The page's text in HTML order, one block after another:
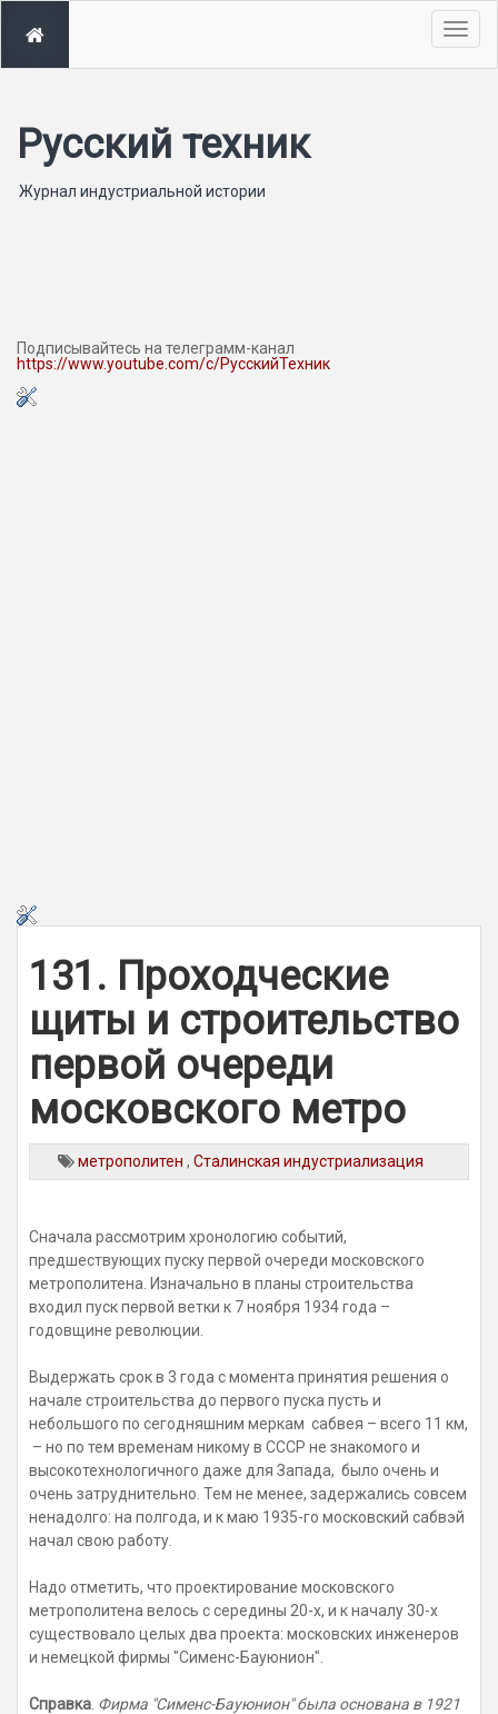
Русский техник
Журнал индустриальной истории
Подписывайтесь на телеграмм-канал
https://www.youtube.com/c/РусскийТехник
131. Проходческие
щиты и строительство
первой очереди
московского метро
метрополитен , Сталинская индустриализация
Сначала рассмотрим хронологию событий,
предшествующих пуску первой очереди московского
метрополитена. Изначально в планы строительства
входил пуск первой ветки к 7 ноября 1934 года –
годовщине революции.
Выдержать срок в 3 года с момента принятия решения о
начале строительства до первого пуска пусть и
небольшого по сегодняшним меркам сабвея – всего 11 км,
– но по тем временам никому в СССР не знакомого и
высокотехнологичного даже для Запада, было очень и
очень затруднительно. Тем не менее, задержались совсем
ненадолго: на полгода, и к маю 1935-го московский сабвэй
начал свою работу.
Надо отметить, что проектирование московского
метрополитена велось с середины 20-х, и к началу 30-х
существовало целых два проекта: московских инженеров
и немецкой фирмы "Сименс-Бауюнион".
Справка Фирма "Сименс-Бауюнион" была основана в 1921